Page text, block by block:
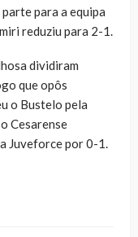
para a equipa
reduziu para 2-1.
dividiram
que opôs
o Bustelo pela
Cesarense
Juveforce por 0-1.